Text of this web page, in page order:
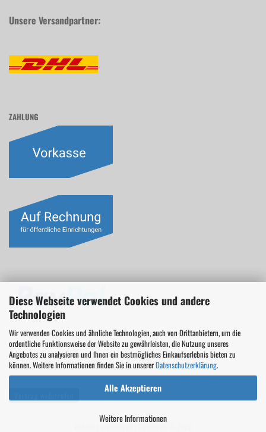
Diese Webseite verwendet Cookies und andere
Technologien
Wir verwenden Cookies und ähnliche Technologien, auch von Drittanbietern, um die
ordentliche Funktionsweise der Website zu gewährleisten, die Nutzung unseres
Angebotes zu analysieren und Ihnen ein bestmögliches Einkaufserlebnis bieten zu
können. Weitere Informationen finden Sie in unsererDatenschutzerklärung.
Alle Akzeptieren
Weitere Informationen
Unsere Versandpartner:
ZAHLUNG